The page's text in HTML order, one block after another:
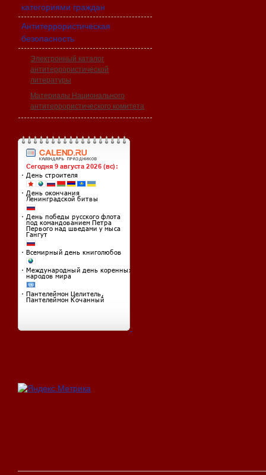
категориями граждан
Антитеррористическая
безопасность
Электронный каталог
антитеррористической
литературы
Материалы Национального
антитеррористического комитета